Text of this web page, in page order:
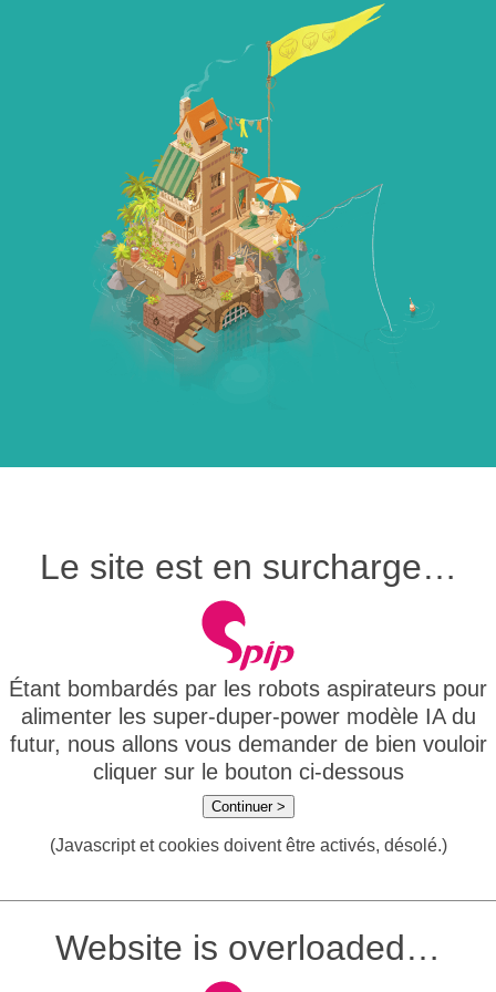
Le site est en surcharge…
Étant bombardés par les robots aspirateurs pour
alimenter les super-duper-power modèle IA du
futur, nous allons vous demander de bien vouloir
cliquer sur le bouton ci-dessous
Continuer >
(Javascript et cookies doivent être activés, désolé.)
Website is overloaded…